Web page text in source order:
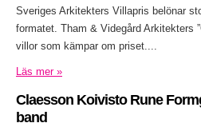
Sveriges Arkitekters Villapris belönar
formatet. Tham & Videgård Arkitekters
villor som kämpar om priset....
Läs mer »
Claesson Koivisto Rune
band